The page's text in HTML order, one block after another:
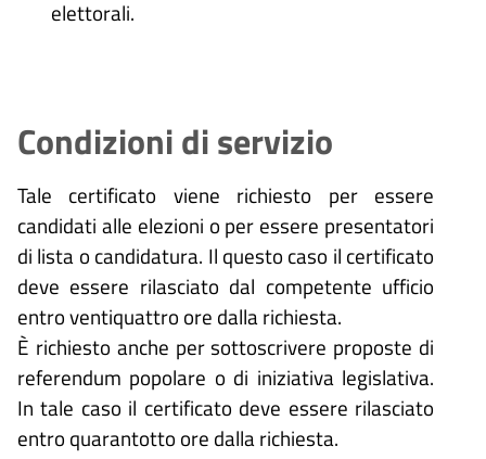
elettorali.
Condizioni di servizio
Tale certificato viene richiesto per essere
candidati alle elezioni o per essere presentatori
di lista o candidatura. Il questo caso il certificato
deve essere rilasciato dal competente ufficio
entro ventiquattro ore dalla richiesta.
È richiesto anche per sottoscrivere proposte di
referendum popolare o di iniziativa legislativa.
In tale caso il certificato deve essere rilasciato
entro quarantotto ore dalla richiesta.